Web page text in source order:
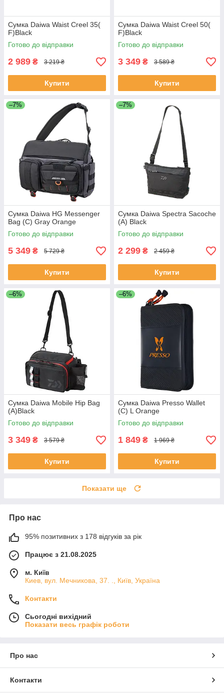
Сумка Daiwa Waist Creel 35(
F)Black
Готово до відправки
2 989 ₴ 3 219 ₴
Купити
Сумка Daiwa Waist Creel 50(
F)Black
Готово до відправки
3 349 ₴ 3 589 ₴
Купити
–7%
Сумка Daiwa HG Messenger
Bag (C) Gray Orange
Готово до відправки
5 349 ₴ 5 729 ₴
Купити
–7%
Сумка Daiwa Spectra Sacoche
(A) Black
Готово до відправки
2 299 ₴ 2 459 ₴
Купити
–6%
Сумка Daiwa Mobile Hip Bag
(A)Black
Готово до відправки
3 349 ₴ 3 579 ₴
Купити
–6%
Сумка Daiwa Presso Wallet
(C) L Orange
Готово до відправки
1 849 ₴ 1 969 ₴
Купити
Показати ще
Про нас
95% позитивних з 178 відгуків за рік
Працює з 21.08.2025
м. Київ
Киев, вул. Мечникова, 37. ., Київ, Україна
Контакти
Сьогодні вихідний
Показати весь графік роботи
Про нас
Контакти